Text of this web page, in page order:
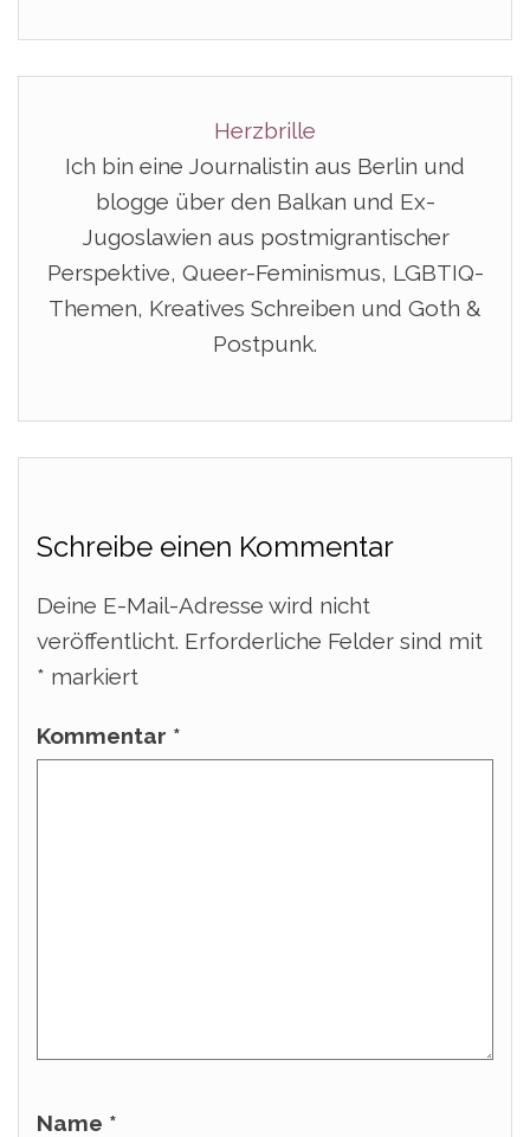
Herzbrille
Ich bin eine Journalistin aus Berlin und
blogge über den Balkan und Ex-
Jugoslawien aus postmigrantischer
Perspektive, Queer-Feminismus, LGBTIQ-
Themen, Kreatives Schreiben und Goth &
Postpunk.
Schreibe einen Kommentar
Deine E-Mail-Adresse wird nicht
veröffentlicht. Erforderliche Felder sind mit
* markiert
Kommentar *
Name *